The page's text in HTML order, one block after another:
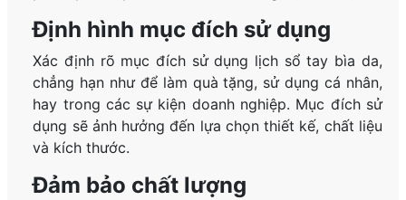
Định hình mục đích sử dụng
Xác định rõ mục đích sử dụng lịch sổ tay bìa da,
chẳng hạn như để làm quà tặng, sử dụng cá nhân,
hay trong các sự kiện doanh nghiệp. Mục đích sử
dụng sẽ ảnh hưởng đến lựa chọn thiết kế, chất liệu
và kích thước.
Đảm bảo chất lượng